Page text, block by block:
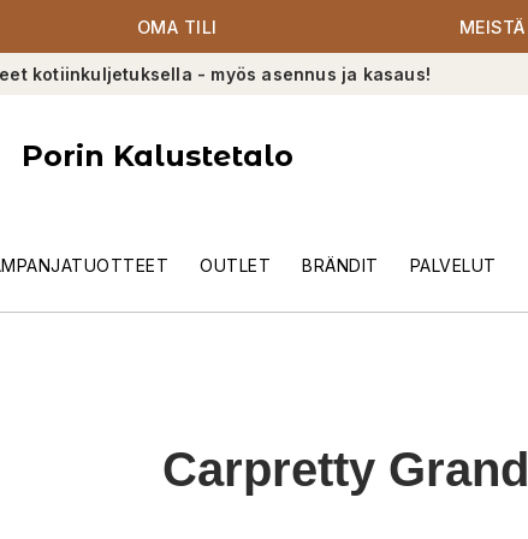
OMA TILI MEISTÄ
kotiinkuljetuksella - myös asennus ja kasaus!
Porin Kalustetalo
OUTLET BRÄNDIT PALVELUT
Carpretty Grand